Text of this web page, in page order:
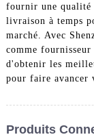
fournir une qualité
livraison à temps
marché. Avec
comme
d'obtenir les
pour faire avancer
Produits